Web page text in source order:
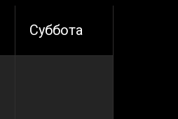
Суббота